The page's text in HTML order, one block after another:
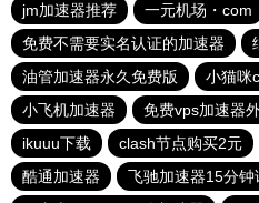
jm加速器推荐
一元机场・com
免费不需要实名认证的加速器
油管加速器永久免费版
小猫咪
小飞机加速器
免费vps加速器
ikuuu下载
clash节点购买2元
酷通加速器
飞驰加速器15分钟